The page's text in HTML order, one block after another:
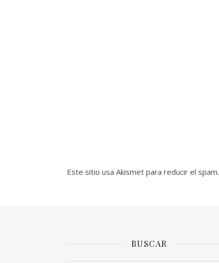
Este sitio usa Akismet para reducir el spam.
BUSCAR